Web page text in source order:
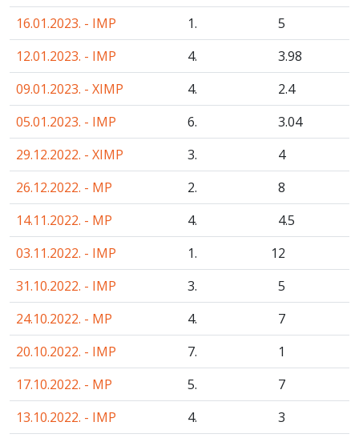
16.01.2023. - IMP
1.
5
12.01.2023. - IMP
4. 3.98
09.01.2023. - XIMP
4. 2.4
05.01.2023. - IMP
6. 3.04
29.12.2022. - XIMP
3.
4
26.12.2022. - MP
2.
8
14.11.2022. - MP
4. 4.5
03.11.2022. - IMP
1.
12
31.10.2022. - IMP
3.
5
24.10.2022. - MP
4.
7
20.10.2022. - IMP
7.
1
17.10.2022. - MP
5.
7
13.10.2022. - IMP
4.
3